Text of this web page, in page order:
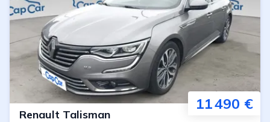
11 490 €
Renault Talisman